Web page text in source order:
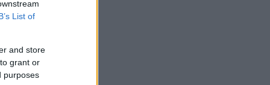
List of
and store
grant or
purposes